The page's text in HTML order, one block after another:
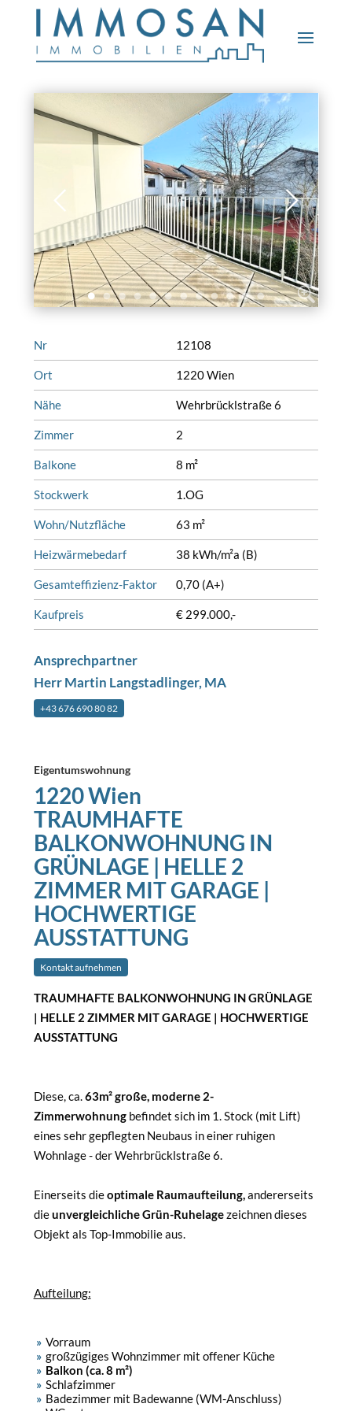
Nr 12108
Ort 1220 Wien
Nähe Wehrbrücklstraße 6
Zimmer 2
Balkone 8 m²
Stockwerk 1.OG
Wohn/Nutzfläche 63 m²
Heizwärmebedarf 38 kWh/m²a (B)
Gesamteffizienz-Faktor 0,70 (A+)
Kaufpreis € 299.000,-
Ansprechpartner
Herr Martin Langstadlinger, MA
+43 676 690 80 82
Eigentumswohnung
1220 Wien
TRAUMHAFTE
BALKONWOHNUNG IN
GRÜNLAGE | HELLE 2
ZIMMER MIT GARAGE |
HOCHWERTIGE
AUSSTATTUNG
Kontakt aufnehmen
TRAUMHAFTE BALKONWOHNUNG IN GRÜNLAGE
| HELLE 2 ZIMMER MIT GARAGE | HOCHWERTIGE
AUSSTATTUNG
Diese, ca.63m² große, moderne 2-
Zimmerwohnungbefindet sich im 1. Stock (mit Lift)
eines sehr gepflegten Neubaus in einer ruhigen
Wohnlage - der Wehrbrücklstraße 6.
Einerseits dieoptimale Raumaufteilung,andererseits
dieunvergleichliche Grün-Ruhelagezeichnen dieses
Objekt als Top-Immobilie aus.
Aufteilung:
Vorraum
großzügiges Wohnzimmer mit offener Küche
Balkon (ca. 8 m²)
Schlafzimmer
Badezimmer mit Badewanne (WM-Anschluss)